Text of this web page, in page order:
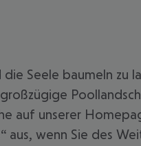
Seele baumeln zu
auf unserer
wenn Sie des